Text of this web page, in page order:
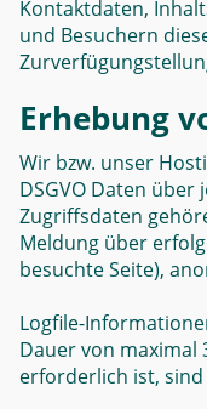
Kontaktdaten,
und Besuchern
Erhebung
Wir bzw. unser
DSGVO Daten
Zugriffsdaten
Meldung über
besuchte Seite),
Logfile-
Dauer von maximal
erforderlich ist,